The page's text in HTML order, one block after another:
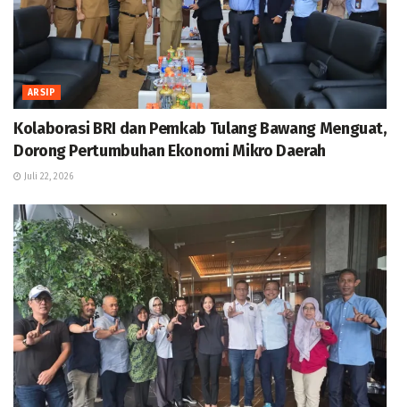
ARSIP
Kolaborasi BRI dan Pemkab Tulang Bawang Menguat,
Dorong Pertumbuhan Ekonomi Mikro Daerah
Juli 22, 2026